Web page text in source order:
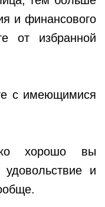
и финансового
от избранной
с имеющимися
хорошо вы
и